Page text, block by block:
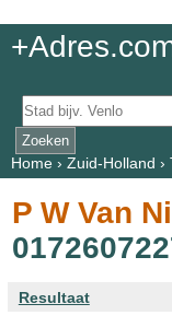
Home› Zuid-Holland ›
P W Van
Resultaat